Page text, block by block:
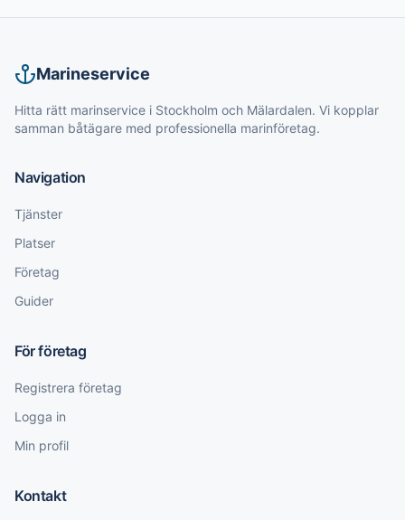
Marineservice
Hitta rätt marinservice i Stockholm och Mälardalen. Vi kopplar
samman båtägare med professionella marinföretag.
Navigation
Tjänster
Platser
Företag
Guider
För företag
Registrera företag
Logga in
Min profil
Kontakt